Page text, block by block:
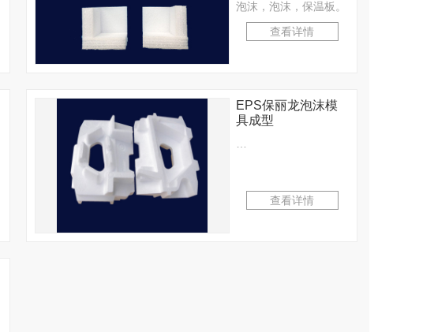
泡沫，泡沫，保温板。
是PS塑料经发泡后热
压制作而成。EPS保丽
查看详情
EPS保丽龙泡沫模
具成型
查看详情